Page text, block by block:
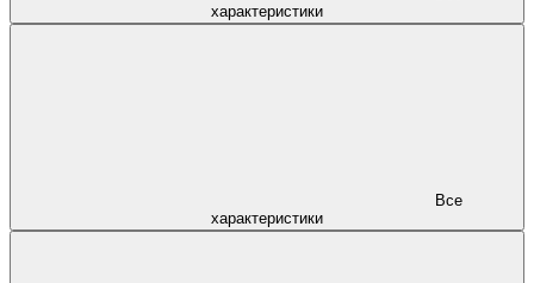
характеристики
характеристики